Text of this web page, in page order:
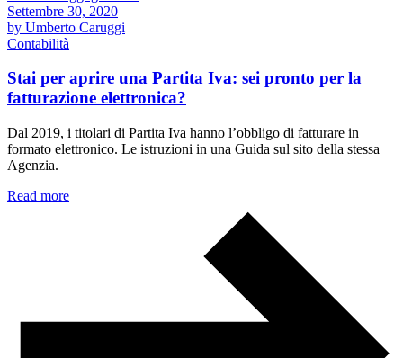
Settembre 30, 2020
by Umberto Caruggi
Contabilità
Stai per aprire una Partita Iva: sei pronto per la
fatturazione elettronica?
Dal 2019, i titolari di Partita Iva hanno l’obbligo di fatturare in
formato elettronico. Le istruzioni in una Guida sul sito della stessa
Agenzia.
Read more